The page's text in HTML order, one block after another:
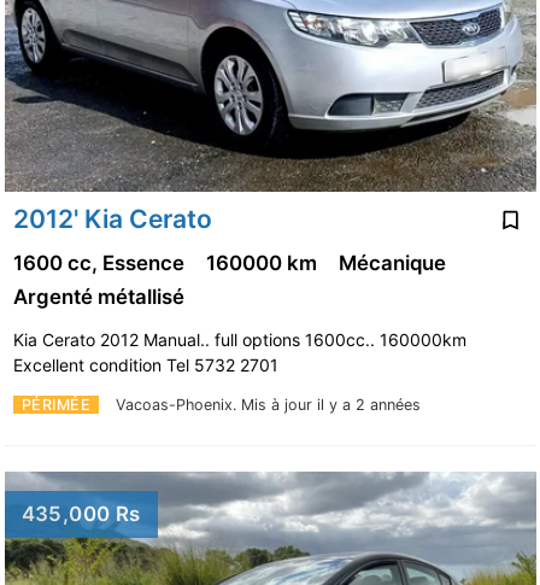
2012' Kia Cerato
PÉRIMÉE Vacoas-Phoenix. Mis à jour il y a 2 années
1600 cc, Essence 160000 km
Mécanique
Argenté métallisé
Kia Cerato 2012 Manual.. full options 1600cc.. 160000km
Excellent condition Tel 5732 2701
435,000 Rs